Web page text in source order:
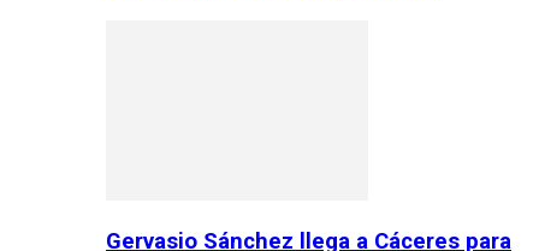
Gervasio Sánchez llega a Cáceres para